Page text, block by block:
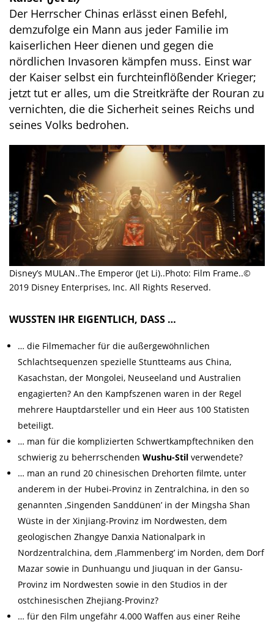
Der Herrscher Chinas erlässt einen Befehl,
demzufolge ein Mann aus jeder Familie im
kaiserlichen Heer dienen und gegen die
nördlichen Invasoren kämpfen muss. Einst war
der Kaiser selbst ein furchteinflößender Krieger;
jetzt tut er alles, um die Streitkräfte der Rouran zu
vernichten, die die Sicherheit seines Reichs und
seines Volks bedrohen.
Disney’s MULAN..The Emperor (Jet Li)..Photo: Film Frame..©
2019 Disney Enterprises, Inc. All Rights Reserved.
WUSSTEN IHR EIGENTLICH, DASS …
… die Filmemacher für die außergewöhnlichen
Schlachtsequenzen spezielle Stuntteams aus China,
Kasachstan, der Mongolei, Neuseeland und Australien
engagierten? An den Kampfszenen waren in der Regel
mehrere Hauptdarsteller und ein Heer aus 100 Statisten
beteiligt.
… man für die komplizierten Schwertkampftechniken den
schwierig zu beherrschenden Wushu-Stil verwendete?
… man an rund 20 chinesischen Drehorten filmte, unter
anderem in der Hubei-Provinz in Zentralchina, in den so
genannten ‚Singenden Sanddünen’ in der Mingsha Shan
Wüste in der Xinjiang-Provinz im Nordwesten, dem
geologischen Zhangye Danxia Nationalpark in
Nordzentralchina, dem ‚Flammenberg’ im Norden, dem Dorf
Mazar sowie in Dunhuangu und Jiuquan in der Gansu-
Provinz im Nordwesten sowie in den Studios in der
ostchinesischen Zhejiang-Provinz?
… für den Film ungefähr 4.000 Waffen aus einer Reihe